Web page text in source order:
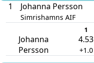
1
Johanna Persson
Simrishamns AIF
1
Johanna
Persson
4.53
+1.0